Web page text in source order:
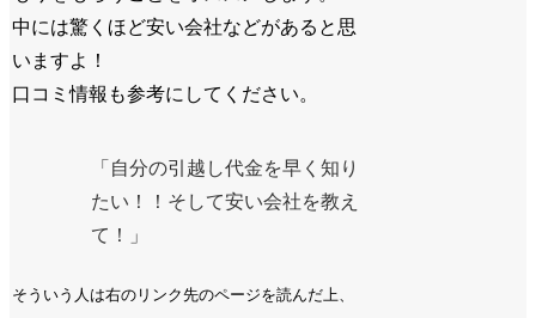
中には驚くほど安い会社などがあると思
いますよ！
口コミ情報も参考にしてください。
「自分の引越し代金を早く知り
たい！！そして安い会社を教え
て！」
そういう人は右のリンク先のページを読んだ上、